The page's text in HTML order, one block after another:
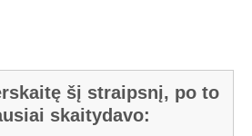
šį straipsnį, po to
skaitydavo: